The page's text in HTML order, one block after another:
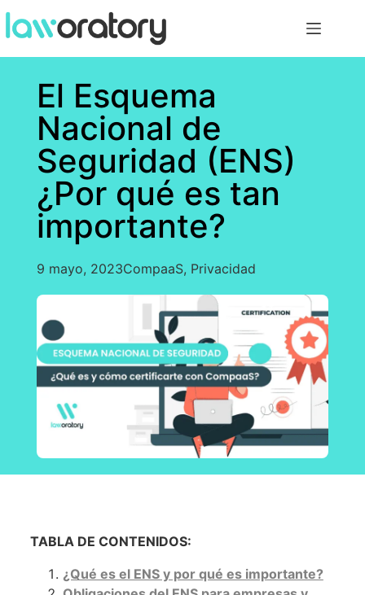
El Esquema
Nacional de
Seguridad (ENS)
¿Por qué es tan
importante?
9 mayo, 2023CompaaS, Privacidad
TABLA DE CONTENIDOS:
¿Qué es el ENS y por qué es importante?